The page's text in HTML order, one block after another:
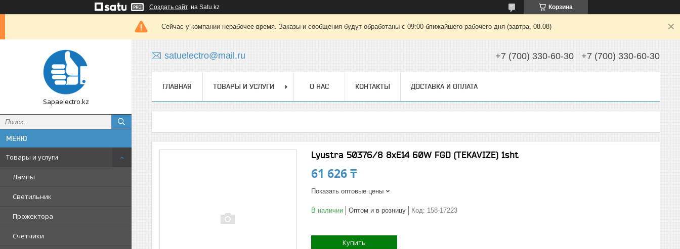
Создать сайт на Satu.kz Корзина
Сейчас у компании нерабочее время. Заказы и сообщения будут обработаны с 09:00 ближайшего рабочего дня (завтра, 08.08)
Sapaelectro.kz
Товары и услуги
Лампы
Светильник
Прожектора
Счетчики
satuelectro@mail.ru +7 (700) 330-60-30 +7 (700) 330-60-30
ГЛАВНАЯ ТОВАРЫ И УСЛУГИ О НАС КОНТАКТЫ ДОСТАВКА И ОПЛАТА
Lyustra 50376/8 8хE14 60W FGD (TEKAVIZE) 1sht
61 626 ₸
Показать оптовые цены
В наличии Оптом и в розницу Код: 158-17223
Купить